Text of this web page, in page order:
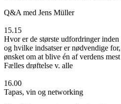
Q&A med Jens Müller
15.15
Hvor er de største udfordringer
og hvilke indsatser er nødvendige
ønsket om at blive én af verdens
Fælles drøftelse v. alle
16.00
Tapas, vin og networking